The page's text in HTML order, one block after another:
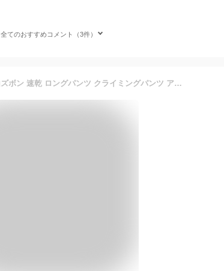
全てのおすすめコメント（3件）
トレッキングパンツ 登山ズボン 速乾 ロングパンツ クライミングパンツ アウトドアパンツ 男女兼用 サイクリング メンズ レディース ロングパンツ 長ズボン 登山ウェア ストレッチ 耐摩 防風 通気 吸汗 透湿 耐久性 春夏用 トレッキングアパレル